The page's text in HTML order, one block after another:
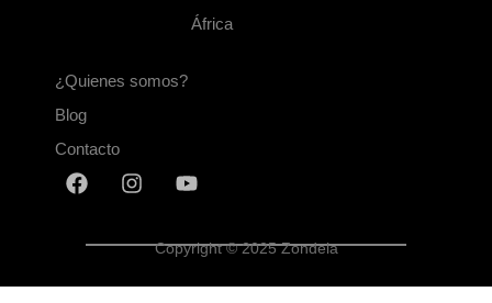
África
¿Quienes somos?
Blog
Contacto
Copyright © 2025 Zondela